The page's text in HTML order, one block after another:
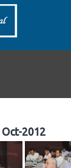
Oct-2012